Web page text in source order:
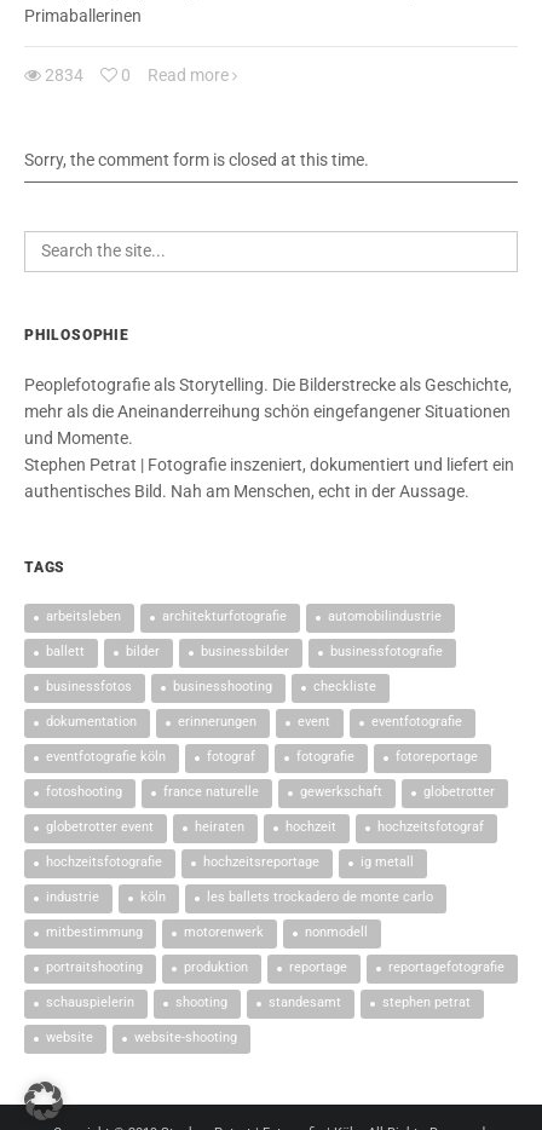
Primaballerinen
2834 0 Read more
Sorry, the comment form is closed at this time.
PHILOSOPHIE
Peoplefotografie als Storytelling. Die Bilderstrecke als Geschichte,
mehr als die Aneinanderreihung schön eingefangener Situationen
und Momente.
Stephen Petrat | Fotografie inszeniert, dokumentiert und liefert ein
authentisches Bild. Nah am Menschen, echt in der Aussage.
TAGS
arbeitsleben architekturfotografie automobilindustrie
ballett bilder businessbilder businessfotografie
businessfotos businesshooting checkliste
dokumentation erinnerungen event eventfotografie
eventfotografie köln fotograf fotografie fotoreportage
fotoshooting france naturelle gewerkschaft globetrotter
globetrotter event heiraten hochzeit hochzeitsfotograf
hochzeitsfotografie hochzeitsreportage ig metall
industrie köln les ballets trockadero de monte carlo
mitbestimmung motorenwerk nonmodell
portraitshooting produktion reportage reportagefotografie
schauspielerin shooting standesamt stephen petrat
website website-shooting